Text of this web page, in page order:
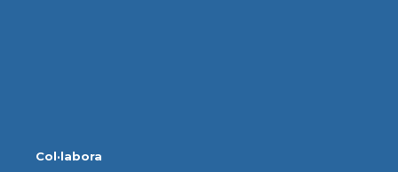
Col·labora